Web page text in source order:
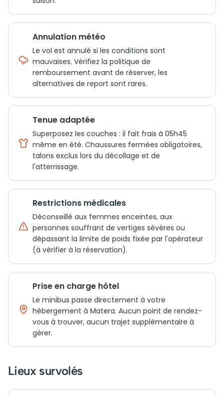
Annulation météo
Le vol est annulé si les conditions sont
mauvaises. Vérifiez la politique de
remboursement avant de réserver, les
alternatives de report sont rares.
Tenue adaptée
Superposez les couches : il fait frais à 05h45
même en été. Chaussures fermées obligatoires,
talons exclus lors du décollage et de
l'atterrissage.
Restrictions médicales
Déconseillé aux femmes enceintes, aux
personnes souffrant de vertiges sévères ou
dépassant la limite de poids fixée par l'opérateur
(à vérifier à la réservation).
Prise en charge hôtel
Le minibus passe directement à votre
hébergement à Matera. Aucun point de rendez-
vous à trouver, aucun trajet supplémentaire à
gérer.
Lieux survolés